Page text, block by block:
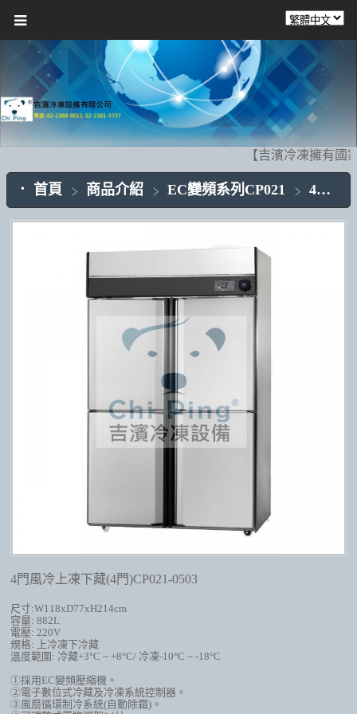
【吉濱冷凍擁有國
首頁 商品介紹 EC變頻系列CP021 4門不銹鋼CP021-05
4門風冷上凍下藏(4門)CP021-0503
尺寸:W118xD77xH214cm
容量: 882L
電壓: 220V
規格: 上冷凍下冷藏
溫度範圍 : 冷藏+3°C ~ +8°C/ 冷凍-10°C ~ -18°C
①採用EC變頻壓縮機 。
②電子數位式冷藏及冷凍系統控制器。
③風扇循環制冷系統(自動除霜) 。